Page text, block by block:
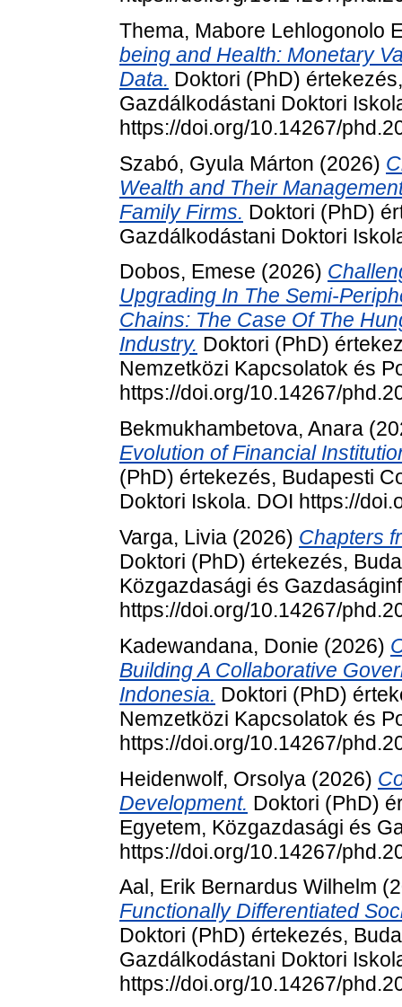
Thema, Mabore Lehlogonolo
being and Health: Monetary
Data. Doktori (PhD)
Gazdálkodástani Doktori
https://doi.org/10.14267/
Szabó, Gyula Márton (2026)
Wealth and Their
Family Firms. Doktori (PhD)
Gazdálkodástani Doktori
Dobos, Emese (2026)
Upgrading In The Semi-
Chains: The Case Of The
Industry. Doktori (PhD)
Nemzetközi Kapcsolatok és
https://doi.org/10.14267/
Bekmukhambetova, Anara
Evolution of Financial
(PhD) értekezés, Budapesti
Doktori Iskola. DOI https://
Varga, Livia (2026) Chapters
Doktori (PhD) értekezés,
Közgazdasági és
https://doi.org/10.14267/
Kadewandana, Donie (2026)
Building A Collaborative
Indonesia. Doktori (PhD)
Nemzetközi Kapcsolatok és
https://doi.org/10.14267/
Heidenwolf, Orsolya (2026)
Development. Doktori (PhD)
Egyetem, Közgazdasági és
https://doi.org/10.14267/
Aal, Erik Bernardus Wilhelm
Functionally Differentiated
Doktori (PhD) értekezés,
Gazdálkodástani Doktori
https://doi.org/10.14267/